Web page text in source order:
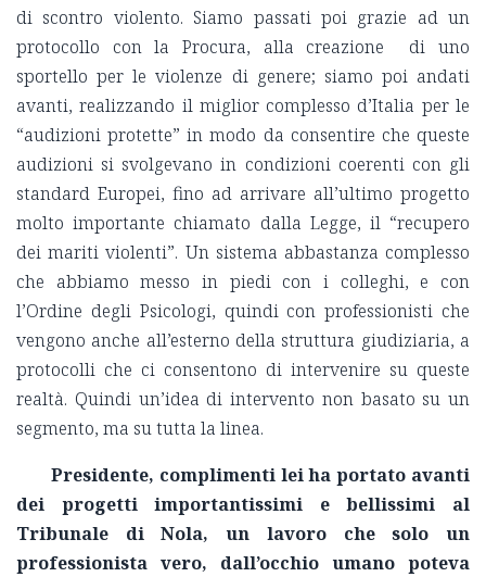
di scontro violento. Siamo passati poi grazie ad un
protocollo con la Procura, alla creazione di uno
sportello per le violenze di genere; siamo poi andati
avanti, realizzando il miglior complesso d’Italia per le
“audizioni protette” in modo da consentire che queste
audizioni si svolgevano in condizioni coerenti con gli
standard Europei, fino ad arrivare all’ultimo progetto
molto importante chiamato dalla Legge, il “recupero
dei mariti violenti”. Un sistema abbastanza complesso
che abbiamo messo in piedi con i colleghi, e con
l’Ordine degli Psicologi, quindi con professionisti che
vengono anche all’esterno della struttura giudiziaria, a
protocolli che ci consentono di intervenire su queste
realtà. Quindi un’idea di intervento non basato su un
segmento, ma su tutta la linea.
Presidente, complimenti lei ha portato avanti
dei progetti importantissimi e bellissimi al
Tribunale di Nola, un lavoro che solo un
professionista vero, dall’occhio umano poteva